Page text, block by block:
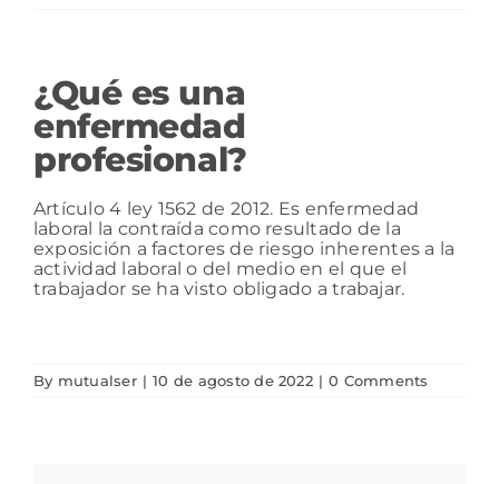
Ser Aportante
Programas de Gestión del Riesgo
Ser Prestador
¿Qué es una
enfermedad
profesional?
Artículo 4 ley 1562 de 2012. Es enfermedad
laboral la contraída como resultado de la
exposición a factores de riesgo inherentes a la
actividad laboral o del medio en el que el
trabajador se ha visto obligado a trabajar.
By mutualser | 10 de agosto de 2022 | 0 Comments